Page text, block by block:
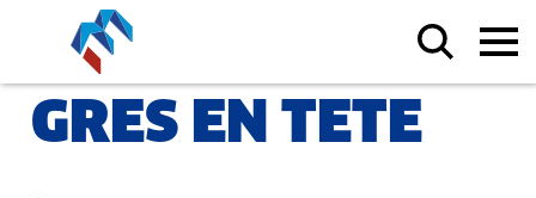
GRES EN TETE